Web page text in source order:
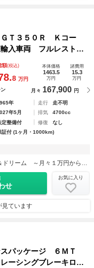
Ｔ３５０Ｒ Ｋコー
入車両 フルレストア
ーシングホイール レ
エアコン・パワステ
額(税込)
8 万円
本体価格
1463.5
万円
諸費用
15.3
万円
月々 167,900 円
年 走行
走不明
年5月 排気
4700cc
定整備付 修復
なし
証付 (1ヶ月・1000km)
オートショップ ハッピー＆ドリーム ～月々１万円から乗れる！フラット７富山店～
せ
お気に入り
見ています
パッケージ ６ＭＴ
ーシングブレーキロー